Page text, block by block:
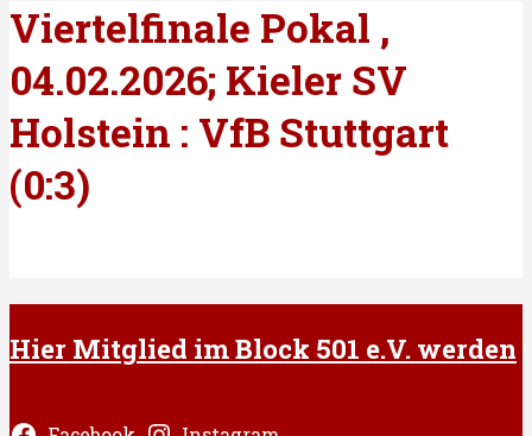
Viertelfinale Pokal ,
04.02.2026; Kieler SV
Holstein : VfB Stuttgart
(0:3)
Hier Mitglied im Block 501 e.V. werden